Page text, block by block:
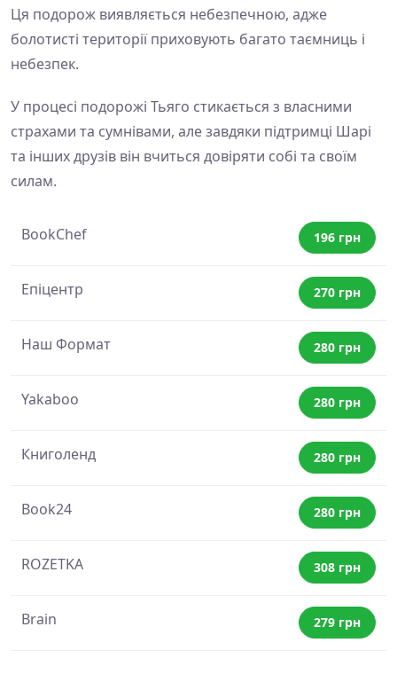
Ця подорож виявляється небезпечною, адже
болотисті території приховують багато таємниць і
небезпек.
У процесі подорожі Тьяго стикається з власними
страхами та сумнівами, але завдяки підтримці Шарі
та інших друзів він вчиться довіряти собі та своїм
силам.
BookChef 196 грн
Епіцентр 270 грн
Наш Формат 280 грн
Yakaboo 280 грн
Книголенд 280 грн
Book24 280 грн
ROZETKA 308 грн
Brain 279 грн